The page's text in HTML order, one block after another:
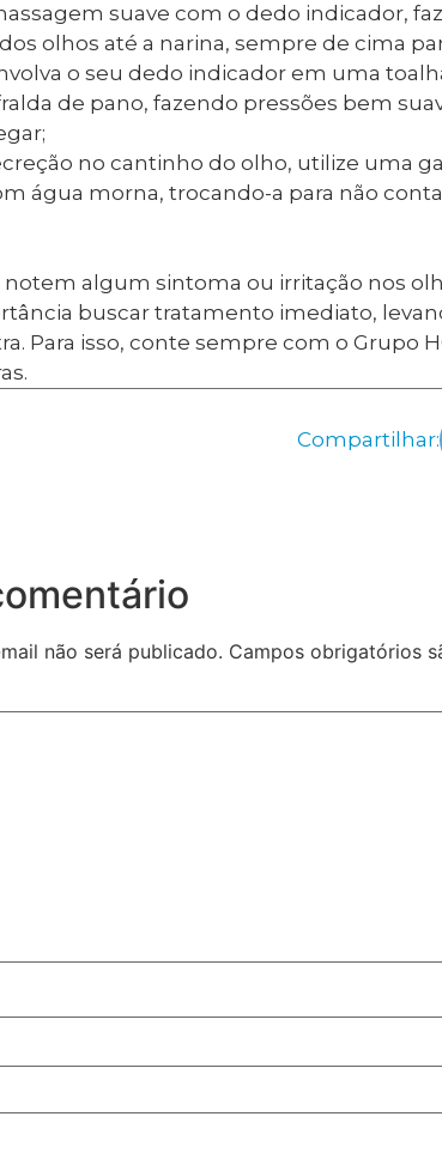
suave com o dedo indicador,
olhos até a narina, sempre de cima
o seu dedo indicador em uma
de pano, fazendo pressões bem
no cantinho do olho, utilize uma
água morna, trocando-a para não
notem algum sintoma ou irritação nos
buscar tratamento imediato,
Para isso, conte sempre com o Grupo
Compartilhar:
não será publicado. Campos obrigatórios